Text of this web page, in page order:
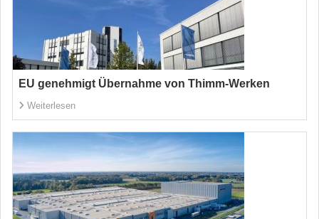
EU genehmigt Übernahme von Thimm-Werken
Weiterlesen